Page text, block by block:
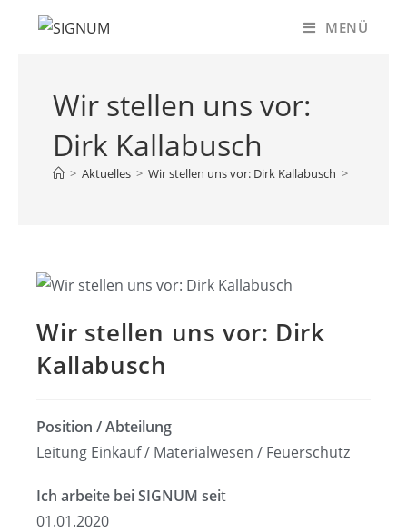
MENÜ
Wir stellen uns vor:
Dirk Kallabusch
> Aktuelles > Wir stellen uns vor: Dirk Kallabusch >
Wir stellen uns vor: Dirk
Kallabusch
Position / Abteilung
Leitung Einkauf / Materialwesen / Feuerschutz
Ich arbeite bei SIGNUM seit
01.01.2020